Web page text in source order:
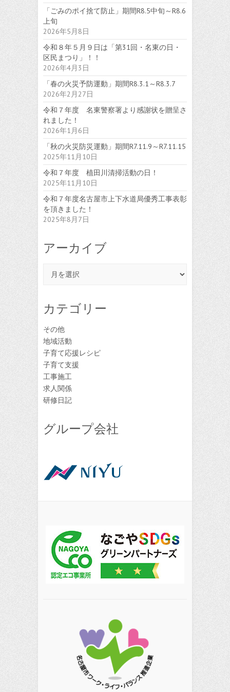
「ごみのポイ捨て防止」期間R8.5中旬～R8.6
上旬
2026年5月8日
令和８年５月９日は「第31回・名東の日・
区民まつり」！！
2026年4月3日
「春の火災予防運動」期間R8.3.1～R8.3.7
2026年2月27日
令和７年度 名東警察署より感謝状を贈呈さ
れました！
2026年1月6日
「秋の火災防災運動」期間R7.11.9～R7.11.15
2025年11月10日
令和７年度 植田川清掃活動の日！
2025年11月10日
令和７年度名古屋市上下水道局優秀工事表彰
を頂きました！
2025年8月7日
アーカイブ
ブ
カテゴリー
その他
地域活動
子育て応援レシピ
子育て支援
工事施工
求人関係
研修日記
グループ会社